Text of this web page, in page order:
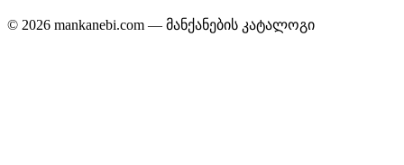
© 2026 mankanebi.com — მანქანების კატალოგი